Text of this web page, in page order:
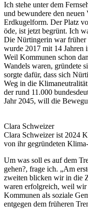
Ich stehe unter dem
und bewundere den
Erdkugelform. Der Platz
öde, ist jetzt begrünt. Ich
Die Nürtingerin war früher
wurde 2017 mit 14 Jahren
Weil Kommunen schon
Wandels waren, gründete
sorgte dafür, dass sich
Weg in die
der rund 11.000
Jahr 2045, will die
Clara Schweizer
Clara Schweizer ist 2024
von ihr gegründeten
Um was soll es auf dem
gehen?, frage ich. „Am
zweiten blicken wir in die
waren erfolgreich, weil wir
Kommunen als soziale
entgegen dem früheren